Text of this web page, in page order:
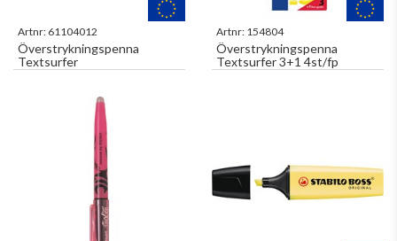
Artnr: 61104012
Överstrykningspenna
Textsurfer
Artnr: 154804
Överstrykningspenna
Textsurfer 3+1 4st/fp